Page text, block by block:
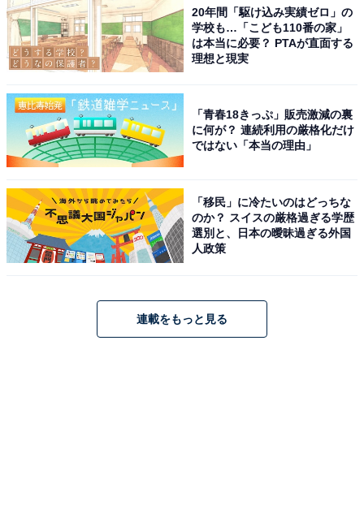
回答コメントでは「SnowManの目黒蓮と有村架純の関係
性がどうなるか気になる」（30代男性／福井県）、
るから」（20代女性／愛知県）、「目黒蓮くんが初めて
父親役を演じるので」（30代女性／茨城県）などの声が
集まりました。
※回答コメントは原文ママです
この記事の筆者：くま なかこ プロフィール
編集プロダクション出身のフリーランスエディター。編
コンテンツ制作に携わっています。得意なジャンルはラ
イフスタイル・金融・育児・エンタメ関連。
20年間「駆け込み実績ゼロ」の
学校も…「こども110番の家」
は本当に必要？ PTAが直面する
理想と現実
「青春18きっぷ」販売激減の裏
に何が？ 連続利用の厳格化だけ
ではない「本当の理由」
「移民」に冷たいのはどっちな
のか？ スイスの厳格過ぎる学歴
選別と、日本の曖昧過ぎる外国
人政策
連載をもっと見る